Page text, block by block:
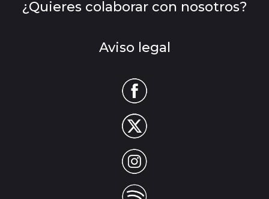
¿Quieres colaborar con nosotros?
Aviso legal